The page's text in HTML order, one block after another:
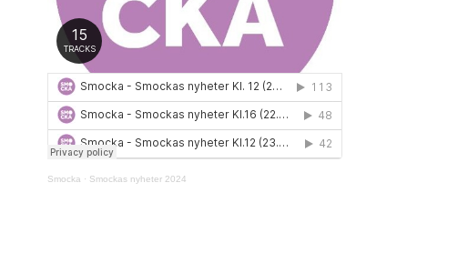
Smocka · Smockas nyheter 2024